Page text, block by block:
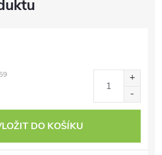
DO KOŠÍKU